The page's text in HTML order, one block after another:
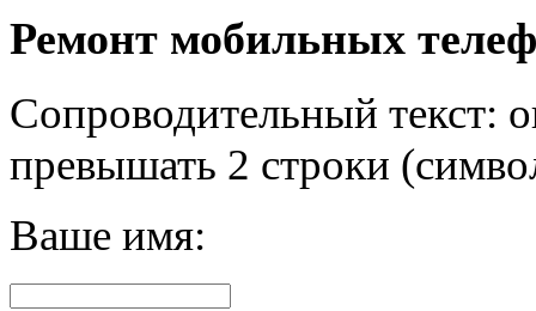
Ремонт мобильных
Сопроводительный текст:
превышать 2 строки
Ваше имя: